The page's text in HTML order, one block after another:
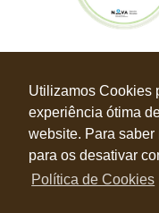
Utilizamos Cookies
experiência ótima
website. Para
para os desativar
Política de Cookies